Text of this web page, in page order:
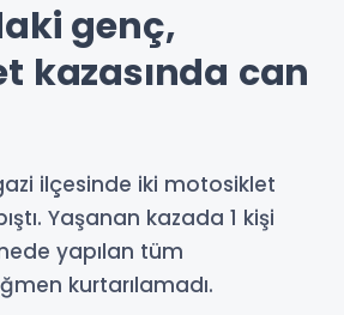
genç,
kazasında can
ilçesinde iki motosiklet
Yaşanan kazada 1 kişi
yapılan tüm
kurtarılamadı.